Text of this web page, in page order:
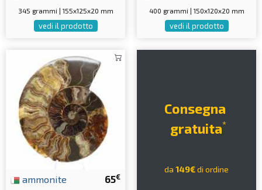
345 grammi | 155x125x20 mm
vedi il prodotto
400 grammi | 150x120x20 mm
vedi il prodotto
65€
ammonite
Consegna
gratuita*
da 149€di ordine